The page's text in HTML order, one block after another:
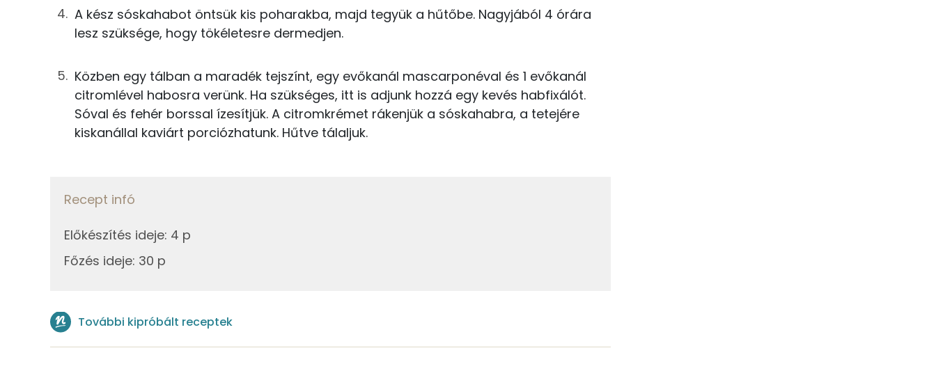
Zsír
Összesen
Telített zsírsav
10 g
Egyszeresen telítetlen zsírsav:
5 g
Többszörösen telítetlen zsírsav
Összesen
A kész sóskahabot öntsük kis poharakba, majd tegyük a hűtőbe. Nagyjából 4 órára
lesz szüksége, hogy tökéletesre dermedjen.
Közben egy tálban a maradék tejszínt, egy evőkanál mascarponéval és 1 evőkanál
citromlével habosra verünk. Ha szükséges, itt is adjunk hozzá egy kevés habfixálót.
Sóval és fehér borssal ízesítjük. A citromkrémet rákenjük a sóskahabra, a tetejére
kiskanállal kaviárt porciózhatunk. Hűtve tálaljuk.
Recept infó
Előkészítés ideje: 4 p
Főzés ideje: 30 p
További kipróbált receptek